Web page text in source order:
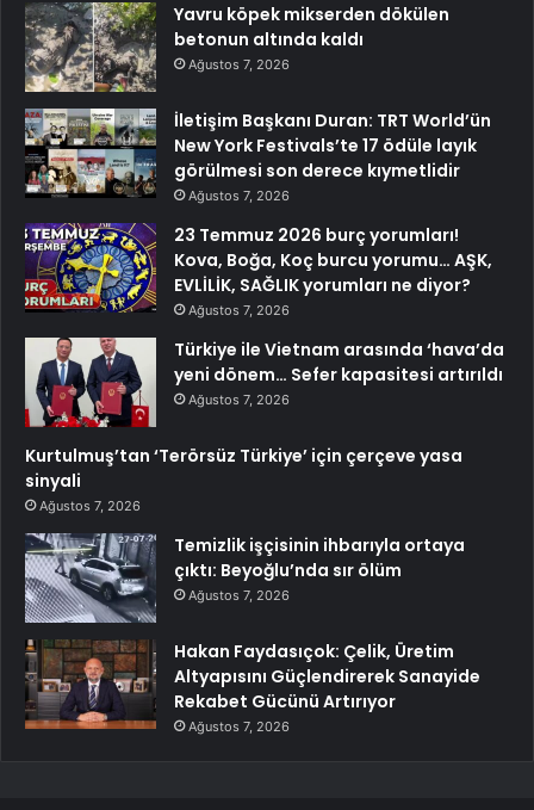
Yavru köpek mikserden dökülen
betonun altında kaldı
Ağustos 7, 2026
İletişim Başkanı Duran: TRT World’ün
New York Festivals’te 17 ödüle layık
görülmesi son derece kıymetlidir
Ağustos 7, 2026
23 Temmuz 2026 burç yorumları!
Kova, Boğa, Koç burcu yorumu… AŞK,
EVLİLİK, SAĞLIK yorumları ne diyor?
Ağustos 7, 2026
Türkiye ile Vietnam arasında ‘hava’da
yeni dönem… Sefer kapasitesi artırıldı
Ağustos 7, 2026
Kurtulmuş’tan ‘Terörsüz Türkiye’ için çerçeve yasa
sinyali
Ağustos 7, 2026
Temizlik işçisinin ihbarıyla ortaya
çıktı: Beyoğlu’nda sır ölüm
Ağustos 7, 2026
Hakan Faydasıçok: Çelik, Üretim
Altyapısını Güçlendirerek Sanayide
Rekabet Gücünü Artırıyor
Ağustos 7, 2026